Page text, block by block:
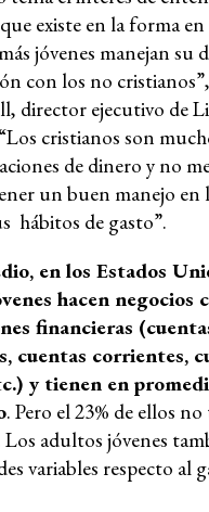
existe en la forma
jóvenes manejan su
con los no
director ejecutivo de
cristianos son
de dinero y no
un buen manejo en
hábitos de gasto”.
en los Estados
hacen negocios
financieras
cuentas corrientes,
y tienen en
. Pero el 23% de ellos
Los adultos jóvenes
variables respecto al